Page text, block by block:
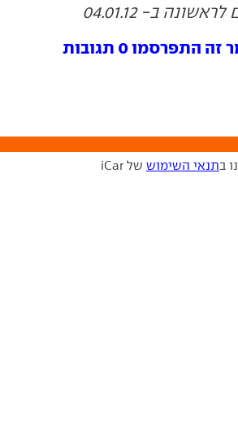
ב- 04.01.12
התפרסמו 0 תגובות
בתנאי השימוש של iCar